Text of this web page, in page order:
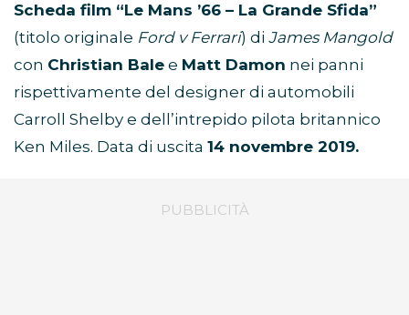
Scheda film “Le Mans ’66 – La Grande Sfida”
(titolo originale Ford v Ferrari) di James Mangold
con Christian Bale e Matt Damon nei panni
rispettivamente del designer di automobili
Carroll Shelby e dell’intrepido pilota britannico
Ken Miles. Data di uscita 14 novembre 2019.